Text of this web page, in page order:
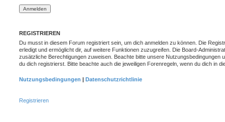
REGISTRIEREN
Du musst in diesem Forum registriert sein, um dich anmelden zu können. Die
erledigt und ermöglicht dir, auf weitere Funktionen zuzugreifen. Die Board-
zusätzliche Berechtigungen zuweisen. Beachte bitte unsere Nutzungsbedingungen
du dich registrierst. Bitte beachte auch die jeweiligen Forenregeln, wenn du dich in
Nutzungsbedingungen | Datenschutzrichtlinie
Registrieren